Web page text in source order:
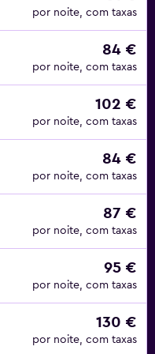
por noite, com taxas
84 €
por noite, com taxas
102 €
por noite, com taxas
84 €
por noite, com taxas
87 €
por noite, com taxas
95 €
por noite, com taxas
130 €
por noite, com taxas